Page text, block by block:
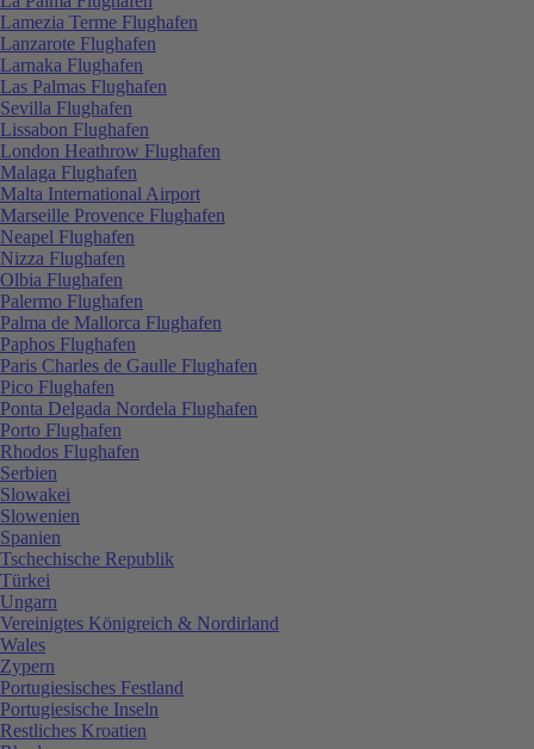
Lamezia Terme Flughafen
Lanzarote Flughafen
Larnaka Flughafen
Las Palmas Flughafen
Sevilla Flughafen
Lissabon Flughafen
London Heathrow Flughafen
Malaga Flughafen
Malta International Airport
Marseille Provence Flughafen
Neapel Flughafen
Nizza Flughafen
Olbia Flughafen
Palermo Flughafen
Palma de Mallorca Flughafen
Paphos Flughafen
Paris Charles de Gaulle Flughafen
Pico Flughafen
Ponta Delgada Nordela Flughafen
Porto Flughafen
Rhodos Flughafen
Serbien
Slowakei
Slowenien
Spanien
Tschechische Republik
Türkei
Ungarn
Vereinigtes Königreich & Nordirland
Wales
Zypern
Portugiesisches Festland
Portugiesische Inseln
Restliches Kroatien